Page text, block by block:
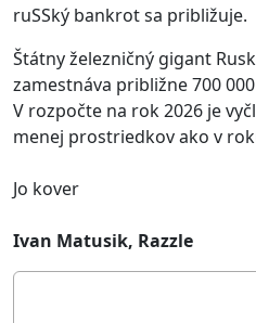
ruSSký bankrot sa približuje.
Štátny železničný gigant
zamestnáva približne 700
V rozpočte na rok 2026 je
menej prostriedkov ako v
Jo kover
Ivan Matusik, Razzle